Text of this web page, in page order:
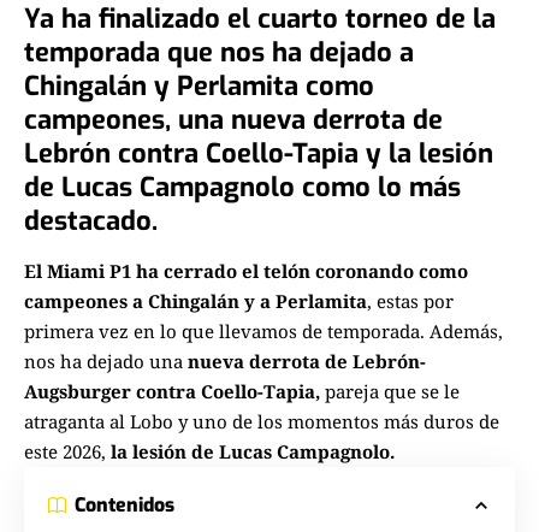
Ya ha finalizado el cuarto torneo de la
temporada que nos ha dejado a
Chingalán y Perlamita como
campeones, una nueva derrota de
Lebrón contra Coello-Tapia y la lesión
de Lucas Campagnolo como lo más
destacado.
El Miami P1 ha cerrado el telón coronando como
campeones a Chingalán y a Perlamita, estas por
primera vez en lo que llevamos de temporada. Además,
nos ha dejado una nueva derrota de Lebrón-
Augsburger contra Coello-Tapia, pareja que se le
atraganta al Lobo y uno de los momentos más duros de
este 2026, la lesión de Lucas Campagnolo.
Contenidos